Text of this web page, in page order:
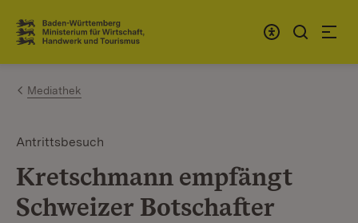
Zum Inhalt springen
Link zur Startseite
Mediathek
Antrittsbesuch
Kretschmann empfängt
Schweizer Botschafter